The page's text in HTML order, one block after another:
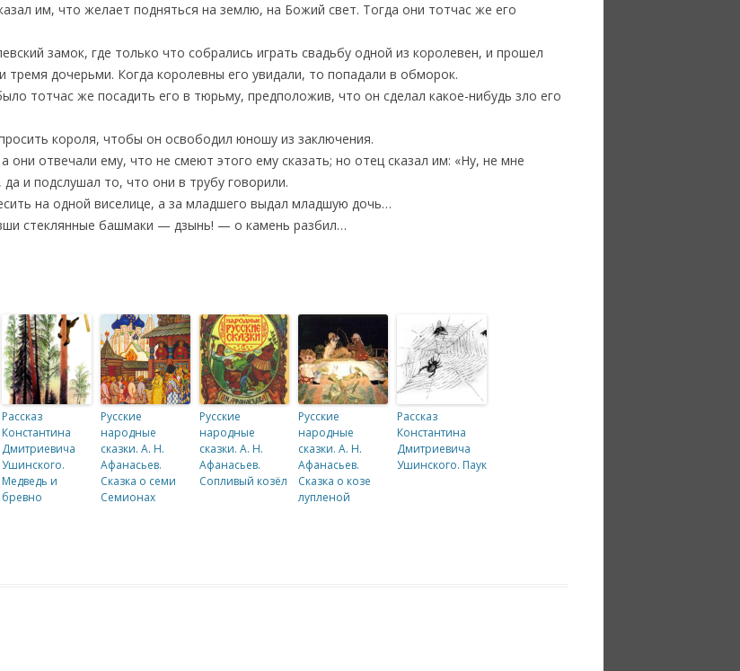
им, что желает подняться на землю, на Божий свет. Тогда они тотчас же его
замок, где только что собрались играть свадьбу одной из королевен, и прошел
тремя дочерьми. Когда королевны его увидали, то попадали в обморок.
тотчас же посадить его в тюрьму, предположив, что он сделал какое-нибудь зло его
короля, чтобы он освободил юношу из заключения.
они отвечали ему, что не смеют этого ему сказать; но отец сказал им: «Ну, не мне
и подслушал то, что они в трубу говорили.
на одной виселице, а за младшего выдал младшую дочь…
стеклянные башмаки — дзынь! — о камень разбил…
Рассказ
Константина
Дмитриевича
Ушинского.
Медведь и
бревно
Русские
народные
сказки. А. Н.
Афанасьев.
Сказка о семи
Семионах
Русские
народные
сказки. А. Н.
Афанасьев.
Сопливый козёл
Русские
народные
сказки. А. Н.
Афанасьев.
Сказка о козе
лупленой
Рассказ
Константина
Дмитриевича
Ушинского. Паук